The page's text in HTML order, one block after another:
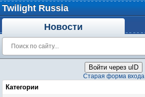
Twilight Russia
Новости
Войти через uID
Старая форма входа
Категории